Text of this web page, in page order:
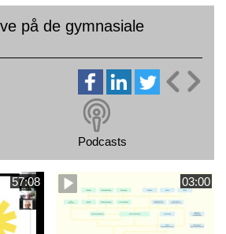
på de gymnasiale
Podcasts
57:08 03:00